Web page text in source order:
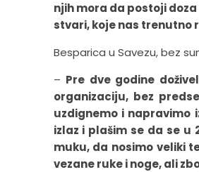
njih mora da postoji
stvari, koje nas trenutno
Besparica u Savezu, bez
– Pre dve godine
organizaciju, bez
uzdignemo i napravimo
izlaz i plašim se da se u
muku, da nosimo veliki
vezane ruke i noge, ali